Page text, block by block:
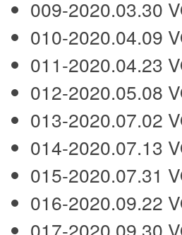
009-2020.03.30
010-2020.04.09
011-2020.04.23
012-2020.05.08
013-2020.07.02
014-2020.07.13
015-2020.07.31
016-2020.09.22